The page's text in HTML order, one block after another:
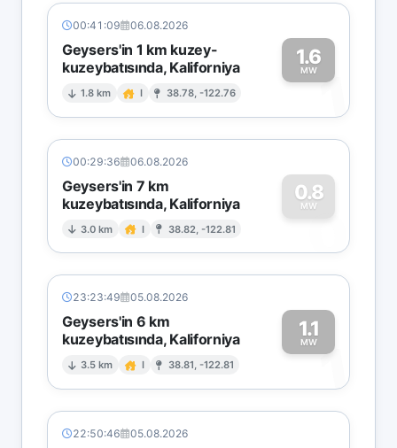
00:41:09 06.08.2026
Geysers'in 1 km kuzey-
kuzeybatısında, Kaliforniya
1.8 km I 38.78, -122.76
1.6
MW1
00:29:36 06.08.2026
Geysers'in 7 km
kuzeybatısında, Kaliforniya
3.0 km I 38.82, -122.81
0.8
MW
0
23:23:49 05.08.2026
Geysers'in 6 km
kuzeybatısında, Kaliforniya
3.5 km I 38.81, -122.81
1.1
MW1
22:50:46 05.08.2026